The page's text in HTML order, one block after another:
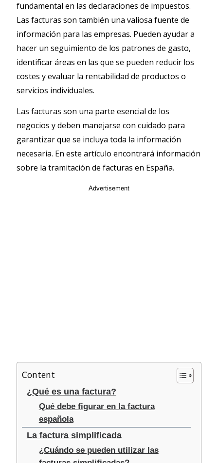
fundamental en las declaraciones de impuestos.
Las facturas son también una valiosa fuente de
información para las empresas. Pueden ayudar a
hacer un seguimiento de los patrones de gasto,
identificar áreas en las que se pueden reducir los
costes y evaluar la rentabilidad de productos o
servicios individuales.
Las facturas son una parte esencial de los
negocios y deben manejarse con cuidado para
garantizar que se incluya toda la información
necesaria. En este artículo encontrará información
sobre la tramitación de facturas en España.
Advertisement
Content
¿Qué es una factura?
Qué debe figurar en la factura
española
La factura simplificada
¿Cuándo se pueden utilizar las